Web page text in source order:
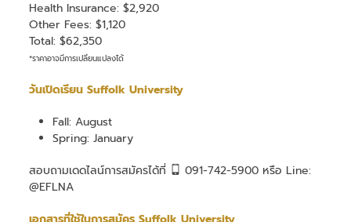
Health Insurance: $2,920
Other Fees: $1,120
Total: $62,350
*ราคาอาจมีการเปลี่ยนแปลงได้
วันเปิดเรียน Suffolk University
Fall: August
Spring: January
สอบถามเดดไลน์การสมัครได้ที่
091-742-5900 หรือ Line:
@EFLNA